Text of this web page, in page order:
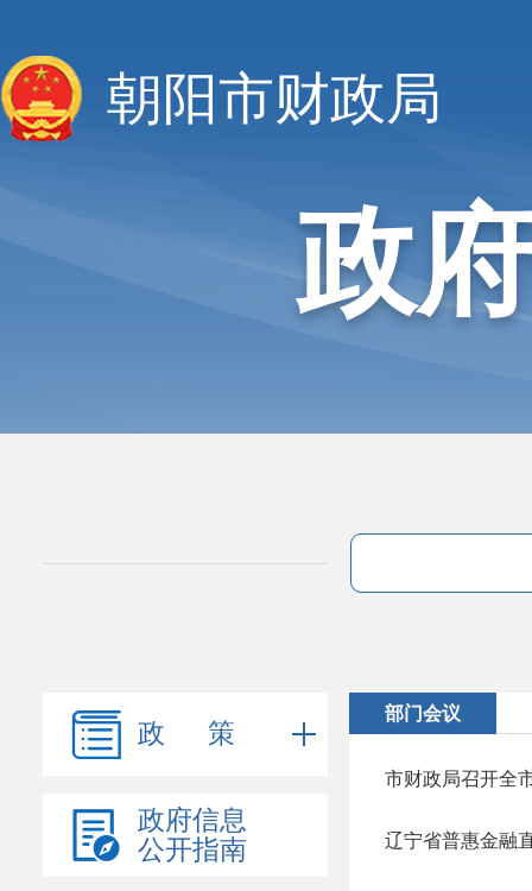
朝阳市财政局
政
政 策
政府信息
公开指南
部门会议
市财政局召开全
辽宁省普惠金融